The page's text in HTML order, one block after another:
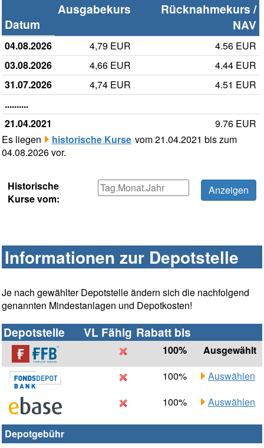
Datum
Ausgabekurs
Rücknahmekurs /
NAV
04.08.2026 4,79 EUR
4.56 EUR
03.08.2026
4,66 EUR
4.44 EUR
31.07.2026
4,74 EUR
4.51 EUR
..........
21.04.2021
9.76 EUR
Es liegen
historische Kurse vom 21.04.2021 bis zum
04.08.2026 vor.
Historische
Kurse vom:
Informationen zur Depotstelle
Je nach gewählter Depotstelle ändern sich die nachfolgend
genannten Mindestanlagen und Depotkosten!
Depotstelle VL Fähig Rabatt bis
100%
Ausgewählt
100%
Auswählen
100%
Auswählen
Depotgebühr